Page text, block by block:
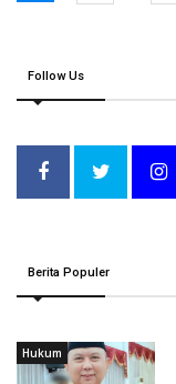
Follow Us
Berita Populer
Hukum